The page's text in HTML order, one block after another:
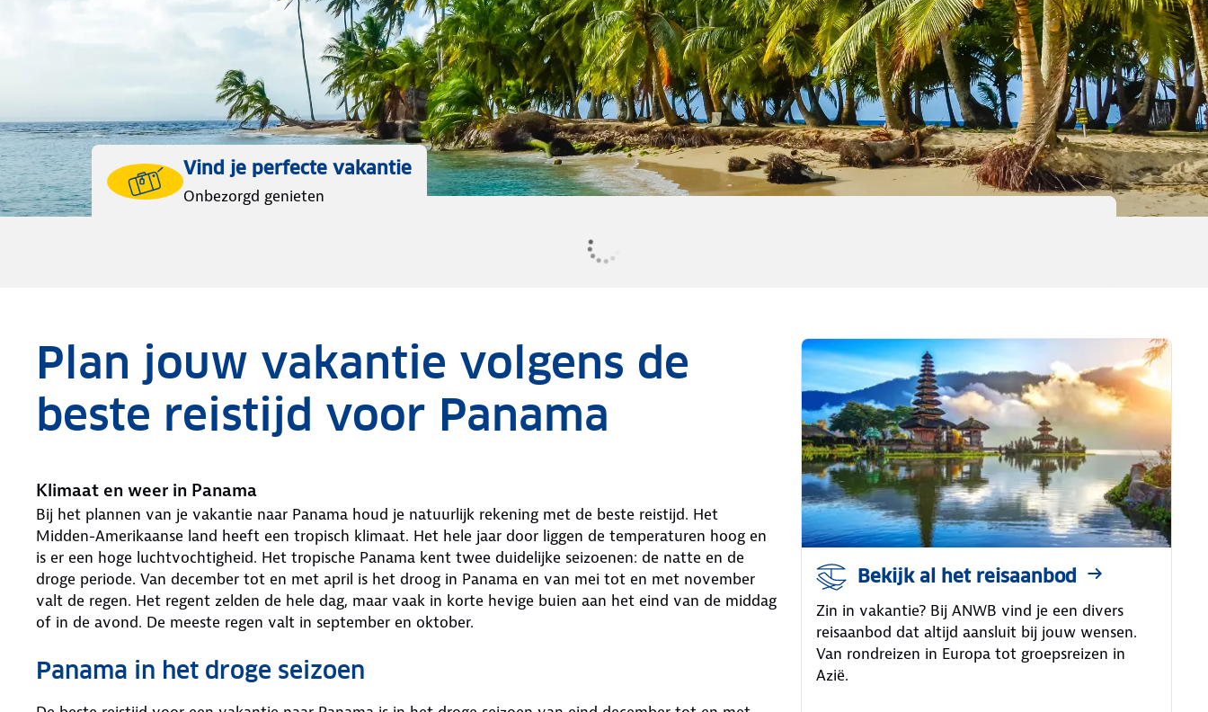
Vind je perfecte vakantie
Onbezorgd genieten
Plan jouw vakantie volgens de
beste reistijd voor Panama
Klimaat en weer in Panama
Bij het plannen van je vakantie naar Panama houd je natuurlijk rekening met de beste reistijd. Het
Midden-Amerikaanse land heeft een tropisch klimaat. Het hele jaar door liggen de temperaturen hoog en
is er een hoge luchtvochtigheid. Het tropische Panama kent twee duidelijke seizoenen: de natte en de
droge periode. Van december tot en met april is het droog in Panama en van mei tot en met november
valt de regen. Het regent zelden de hele dag, maar vaak in korte hevige buien aan het eind van de middag
of in de avond. De meeste regen valt in september en oktober.
Panama in het droge seizoen
Bekijk al het reisaanbod
Zin in vakantie? Bij ANWB vind je een divers
reisaanbod dat altijd aansluit bij jouw wensen.
Van rondreizen in Europa tot groepsreizen in
Azië.